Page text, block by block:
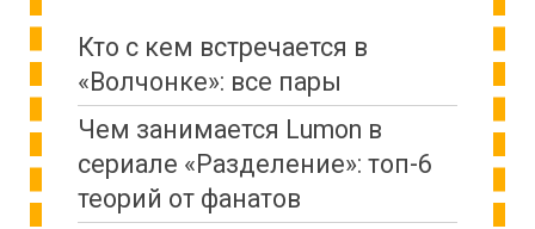
Кто с кем встречается в
«Волчонке»: все пары
Чем занимается Lumon в
сериале «Разделение»: топ-6
теорий от фанатов